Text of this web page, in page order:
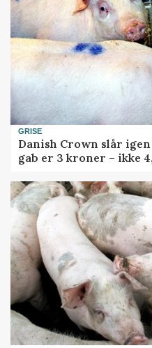
GRISE
Danish Crown slår
gab er 3 kroner – ikke